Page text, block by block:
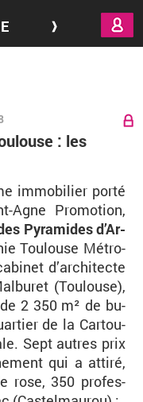
: les
im­mo­bi­lier porté
Agne Pro­mo­tion,
Py­ra­mides d’Ar­
Tou­louse Mé­tro­
d’ar­chi­tecte
(Tou­louse),
2 350 m² de bu­
de la Car­tou­
Sept autres prix
qui a at­tiré,
rose, 350 pro­fes­